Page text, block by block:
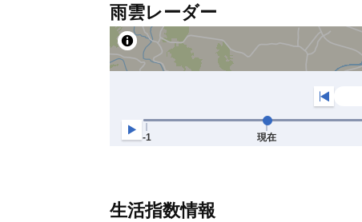
雨雲レーダー
生活指数情報